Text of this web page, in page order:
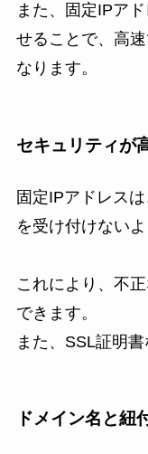
また、固定IPア
せることで、高
なります。
セキュリティが
固定IPアドレス
を受け付けない
これにより、不
できます。
また、SSL証明
ドメイン名と紐